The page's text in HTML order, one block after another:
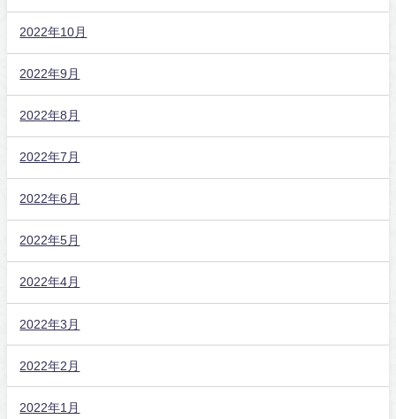
2022年10月
2022年9月
2022年8月
2022年7月
2022年6月
2022年5月
2022年4月
2022年3月
2022年2月
2022年1月